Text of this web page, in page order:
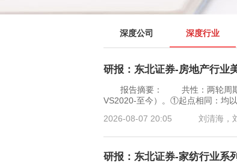
深度公司 深度行业
研报：东北证券-房地产行业
报告摘要： 共性：两轮周期为
VS2020-至今）。①起点相同：均
2026-08-07 20:05
刘清海，
研报：东北证券-家纺行业系